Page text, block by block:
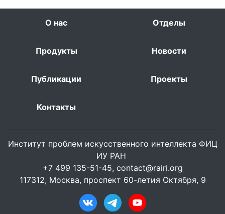
О нас Отделы
Продукты Новости
Публикации Проекты
Контакты
Институт проблем искусственного интеллекта ФИЦ
ИУ РАН
+7 499 135-51-45, contact@rairi.org
117312, Москва, проспект 60-летия Октября, 9